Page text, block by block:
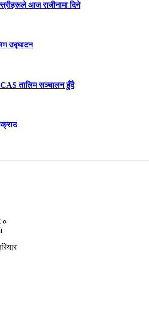
आज राजीनामा दिने
उद्घाटन
CAS तालिम सञ्चालन हुँदै